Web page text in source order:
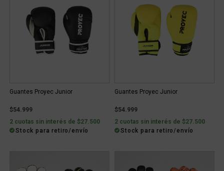
Guantes Proyec Junior
$54.999
2 cuotas sin interés de $27.500
Stock para retiro/envío
Guantes Proyec Junior
$54.999
2 cuotas sin interés de $27.500
Stock para retiro/envío